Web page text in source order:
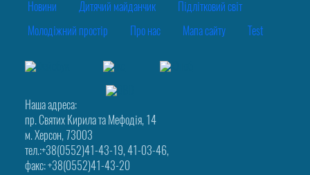
Новини Дитячий майданчик Підлітковий світ
Молодіжний простір Про нас Мапа сайту Test
Наша адреса:
пр. Святих Кирила та Мефодія, 14
м. Херсон, 73003
тел.:+38(0552)41-43-19, 41-03-46,
факс: +38(0552)41-43-20